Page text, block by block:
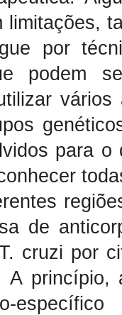
limitações,
por
podem
para
de
cruzi por
A princípio,